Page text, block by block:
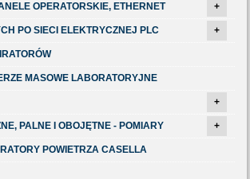
OPERATORSKIE, ETHERNET +
PO SIECI ELEKTRYCZNEJ PLC +
MASOWE LABORATORYJNE
+
PALNE I OBOJĘTNE - POMIARY +
POWIETRZA CASELLA